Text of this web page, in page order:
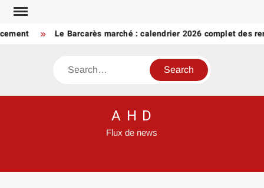
Skip
content
Le Barcarès marché : calendrier 2026 complet des
Search
A H D
Flux de news